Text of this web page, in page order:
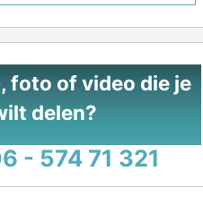
foto of video die je
delen?
- 574 71 321